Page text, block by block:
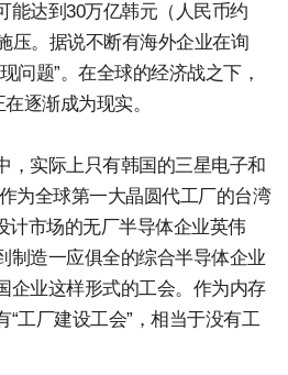
能达到30万亿韩元（人民币约
压。据说不断有海外企业在询
问题”。在全球的经济战之下，
逐渐成为现实。
，实际上只有韩国的三星电子和
为全球第一大晶圆代工厂的台湾
计市场的无厂半导体企业英伟
制造一应俱全的综合半导体企业
企业这样形式的工会。作为内存
“工厂建设工会”，相当于没有工